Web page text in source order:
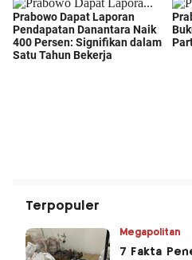
Terpopuler
Megapolitan
7 Fakta